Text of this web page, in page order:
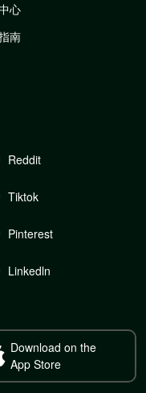
心
南
Reddit
Tiktok
Pinterest
Linkedln
Download on the
App Store